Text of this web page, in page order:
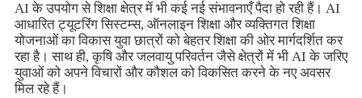
AI के उपयोग से शिक्षा क्षेत्र में भी कई नई संभावनाएँ पैदा हो रही हैं। AI
आधारित ट्यूटरिंग सिस्टम्स, ऑनलाइन शिक्षा और व्यक्तिगत शिक्षा
योजनाओं का विकास युवा छात्रों को बेहतर शिक्षा की ओर मार्गदर्शित कर
रहा है। साथ ही, कृषि और जलवायु परिवर्तन जैसे क्षेत्रों में भी AI के जरिए
युवाओं को अपने विचारों और कौशल को विकसित करने के नए अवसर
मिल रहे हैं।